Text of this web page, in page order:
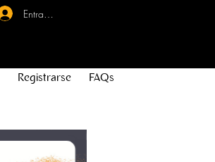
Entrar - Registro
Registrarse FAQs